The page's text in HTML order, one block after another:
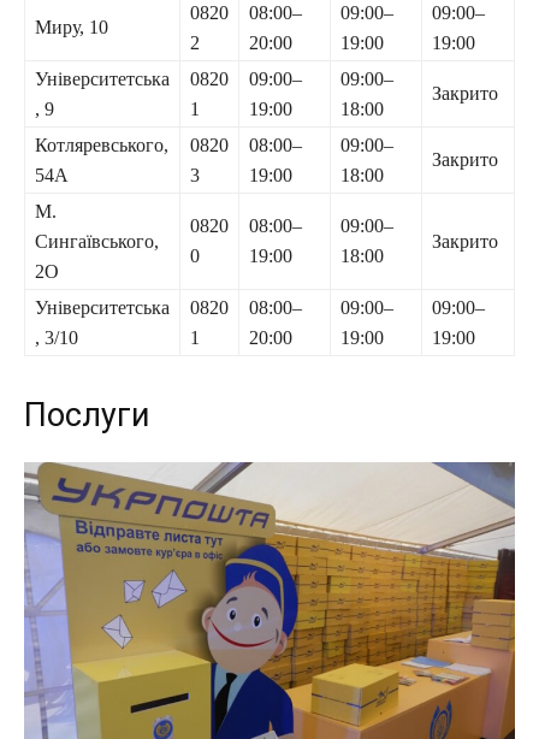
Миру, 10
0820
2
08:00–
20:00
09:00–
19:00
09:00–
19:00
Університетська
, 9
0820
1
09:00–
19:00
09:00–
18:00
Закрито
Котляревського,
54А
0820
3
08:00–
19:00
09:00–
18:00
Закрито
М.
Сингаївського,
2О
0820
0
08:00–
19:00
09:00–
18:00
Закрито
Університетська
, 3/10
0820
1
08:00–
20:00
09:00–
19:00
09:00–
19:00
Послуги